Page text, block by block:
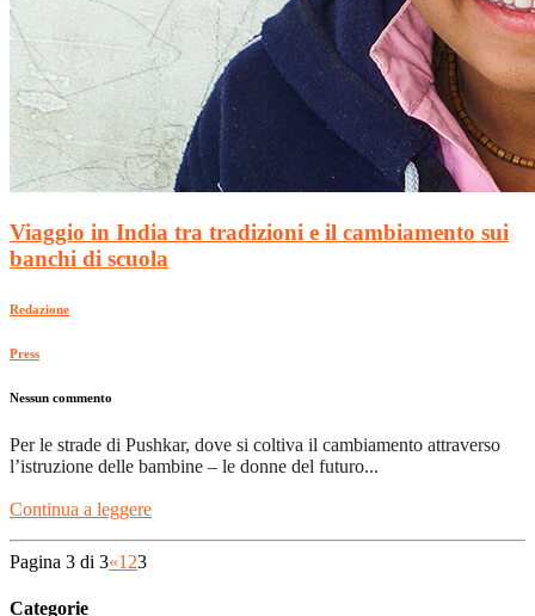
Viaggio in India tra tradizioni e il cambiamento sui
banchi di scuola
Redazione
Press
Nessun commento
Per le strade di Pushkar, dove si coltiva il cambiamento attraverso
l’istruzione delle bambine – le donne del futuro...
Continua a leggere
Pagina 3 di 3«1 23
Categorie